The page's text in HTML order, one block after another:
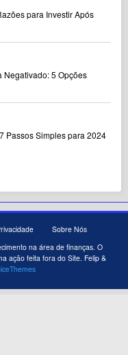
para Investir Após
Negativado: 5 Opções
Passos Simples para 2024
Sobre Nós
na área de finanças. O
ação feita fora do Site. Felip &